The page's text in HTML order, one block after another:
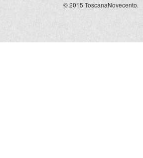
© 2015 ToscanaNovecento.